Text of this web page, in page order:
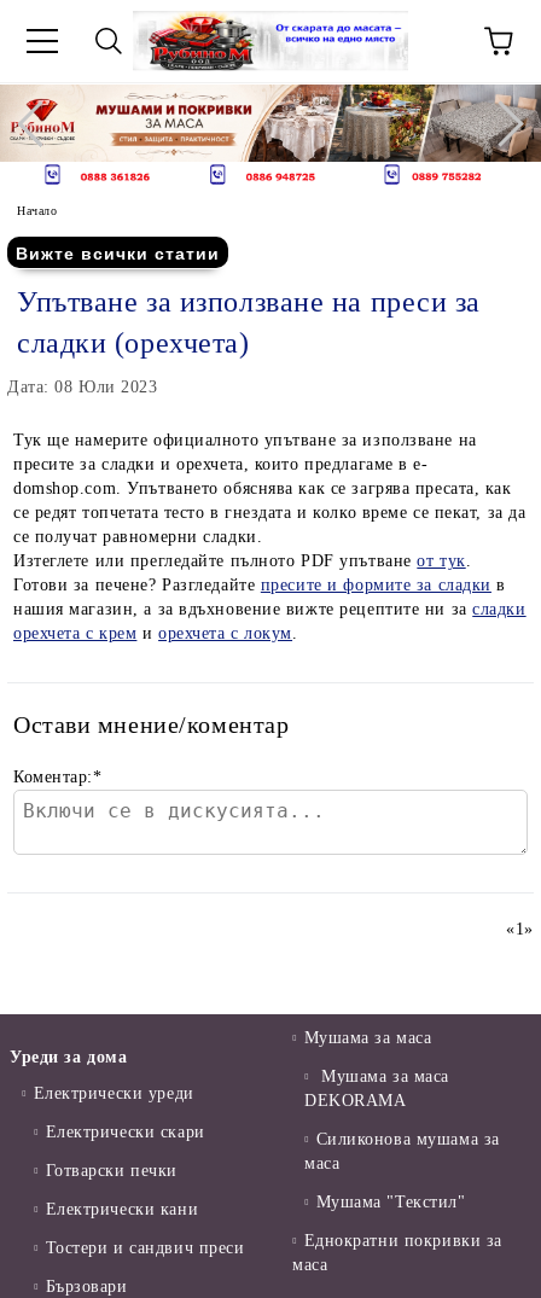
Начало
Вижте всички статии
Упътване за използване на преси за
сладки (орехчета)
Дата: 08 Юли 2023
Тук ще намерите официалното упътване за използване на
пресите за сладки и орехчета, които предлагаме в e-
domshop.com. Упътването обяснява как се загрява пресата, как
се редят топчетата тесто в гнездата и колко време се пекат, за да
се получат равномерни сладки.
Изтеглете или прегледайте пълното PDF упътванеот тук.
Готови за печене? Разгледайте пресите и формите за сладки в
нашия магазин, а за вдъхновение вижте рецептите ни засладки
орехчета с крем иорехчета с локум.
Остави мнение/коментар
Коментар:*
«1»
Уреди за дома
Електрически уреди
Електрически скари
Готварски печки
Електрически кани
Тостери и сандвич преси
Бързовари
Мушама за маса
Мушама за маса
DEKORAMA
Силиконова мушама за
маса
Мушама "Текстил"
Еднократни покривки за
маса